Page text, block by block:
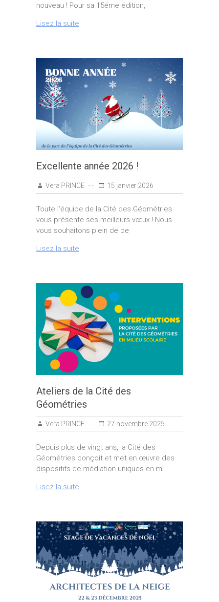
nouveau ! Pour sa 15éme édition,
Lisez la suite
Excellente année 2026 !
Vera PRINCE 15 janvier 2026
Toute l’équipe de la Cité des Géométries
vous présente ses meilleurs vœux ! Nous
vous souhaitons plein de be
Lisez la suite
Ateliers de la Cité des
Géométries
Vera PRINCE 27 novembre 2025
Depuis plus de vingt ans, la Cité des
Géométries conçoit et met en œuvre des
dispositifs de médiation uniques en m
Lisez la suite